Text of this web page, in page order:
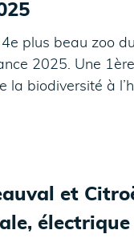
plus beau zoo
2025. Une
la biodiversité à
et